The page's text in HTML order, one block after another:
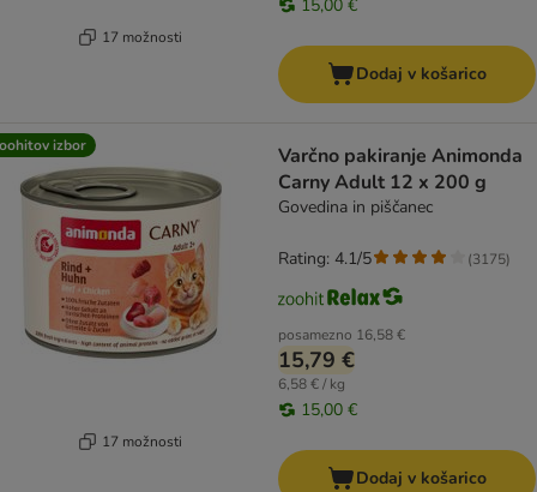
17 možnosti
15,00 €
Dodaj v košarico
izbor
17 možnosti
Varčno pakiranje Animonda
Carny Adult 12 x 200 g
Govedina in piščanec
posamezno 16,58 €
15,79 €
6,58 € / kg
15,00 €
Rating: 4.1/5 (3175)
Dodaj v košarico